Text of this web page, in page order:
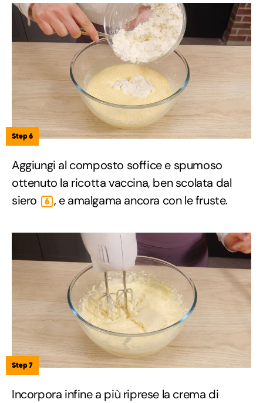
Step 6
Aggiungi al composto soffice e spumoso
ottenuto la ricotta vaccina, ben scolata dal
siero
6 , e amalgama ancora con le fruste.
Step 7
Incorpora infine a più riprese la crema di